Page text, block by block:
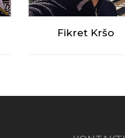
Direktor kompanije VIP
Fikret Kršo